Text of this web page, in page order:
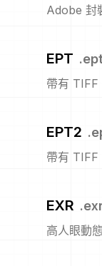
Adobe 封
EPT .ept
帶有
EPT2 .
帶有
EXR .
高人眼動